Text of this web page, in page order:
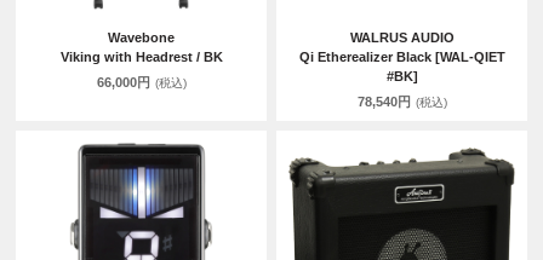
Wavebone
Viking with Headrest / BK
66,000円 (税込)
WALRUS AUDIO
Qi Etherealizer Black [WAL-QIET
#BK]
78,540円 (税込)